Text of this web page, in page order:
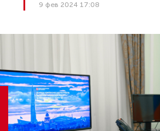
9 фев 2024 17:08